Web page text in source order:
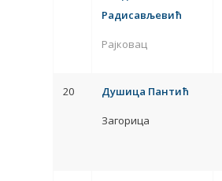
Радисављевић
Рајковац
20 Душица Пантић
Загорица